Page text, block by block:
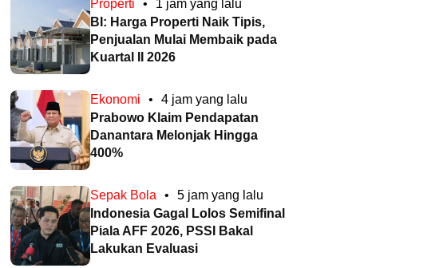
Properti •
1 jam yang lalu
BI: Harga Properti Naik Tipis,
Penjualan Mulai Membaik pada
Kuartal II 2026
Ekonomi •
4 jam yang lalu
Prabowo Klaim Pendapatan
Danantara Melonjak Hingga
400%
Sepak Bola •
5 jam yang lalu
Indonesia Gagal Lolos Semifinal
Piala AFF 2026, PSSI Bakal
Lakukan Evaluasi